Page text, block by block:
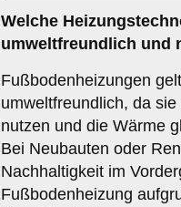
Welche
umweltfreundlich und
Fußbodenheizungen
umweltfreundlich, da
nutzen und die Wärme
Bei Neubauten oder
Nachhaltigkeit im
Fußbodenheizung